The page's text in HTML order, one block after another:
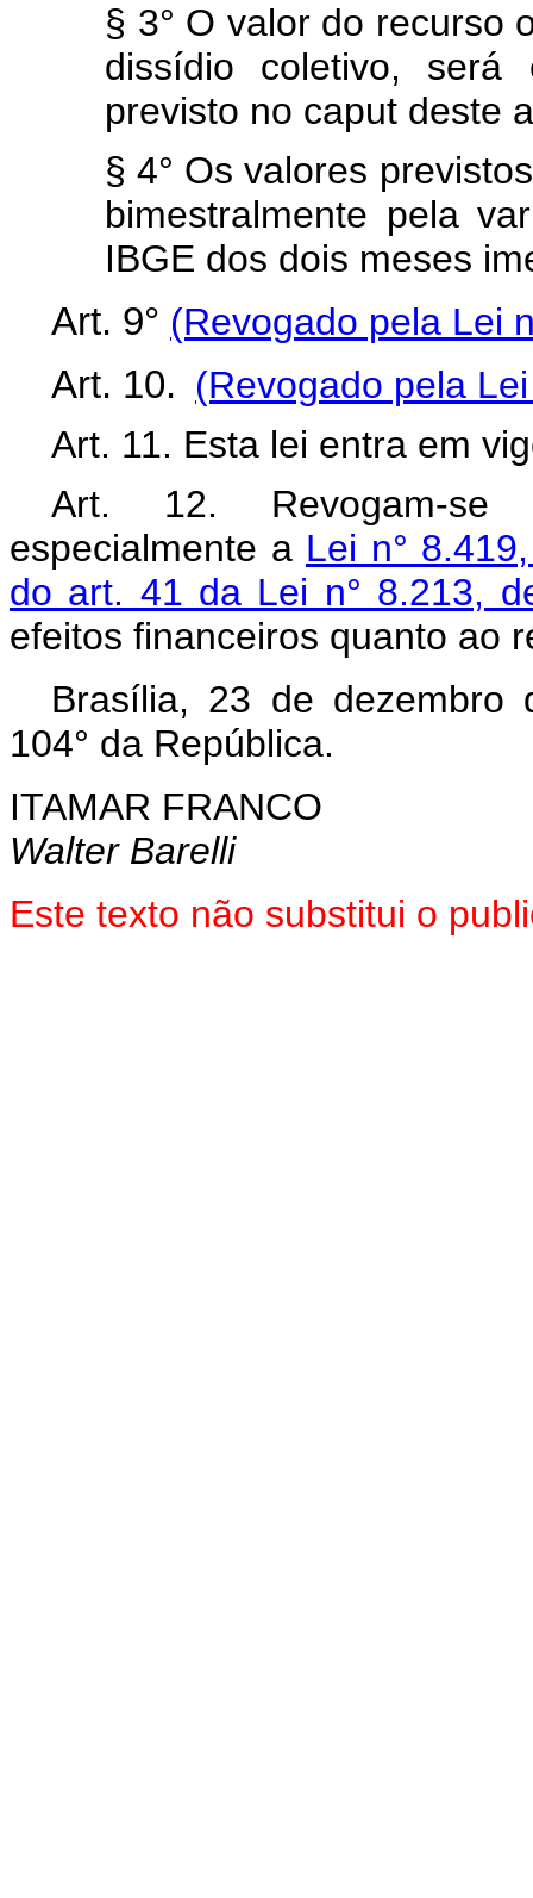
§ 3° O valor do recurso
dissídio coletivo, será
previsto no caput deste
§ 4° Os valores
bimestralmente pela
IBGE dos dois meses
Art. 9° (Revogado pela Lei
Art. 10. (Revogado pela
Art. 11. Esta lei entra em
Art. 12. Revogam-se
especialmente a Lei n°
do art. 41 da Lei n° 8.213,
efeitos financeiros quanto ao
Brasília, 23 de dezembro
104° da República.
ITAMAR FRANCO
Walter Barelli
Este texto não substitui o